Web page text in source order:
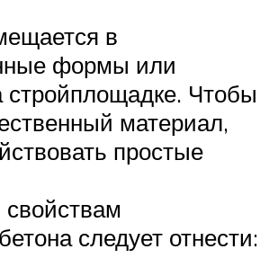
в
формы или
стройплощадке. Чтобы
материал,
простые
следует отнести: